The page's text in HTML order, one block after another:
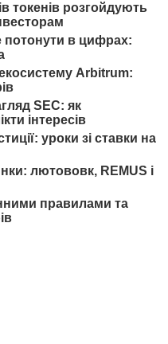
токенів розгойдують
потонути в цифрах:
Arbitrum:
SEC: як
інтересів
уроки зі ставки на
лютововк, REMUS і
правилами та